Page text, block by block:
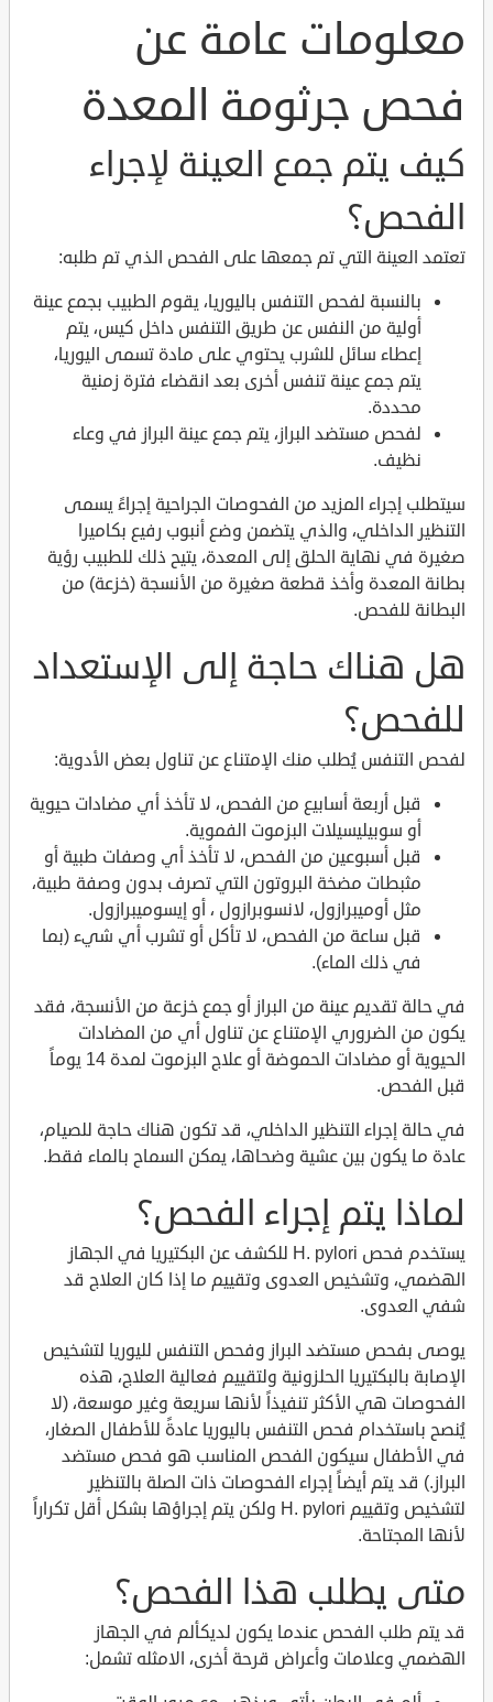
معلومات عامة عن
فحص جرثومة المعدة
كيف يتم جمع العينة لإجراء
الفحص؟
تعتمد العينة التي تم جمعها على الفحص الذي تم طلبه:
بالنسبة لفحص التنفس باليوريا، يقوم الطبيب بجمع عينة
أولية من النفس عن طريق التنفس داخل كيس، يتم
إعطاء سائل للشرب يحتوي على مادة تسمى اليوريا،
يتم جمع عينة تنفس أخرى بعد انقضاء فترة زمنية
محددة.
لفحص مستضد البراز، يتم جمع عينة البراز في وعاء
نظيف.
سيتطلب إجراء المزيد من الفحوصات الجراحية إجراءً يسمى
التنظير الداخلي، والذي يتضمن وضع أنبوب رفيع بكاميرا
صغيرة في نهاية الحلق إلى المعدة، يتيح ذلك للطبيب رؤية
بطانة المعدة وأخذ قطعة صغيرة من الأنسجة (خزعة) من
البطانة للفحص.
هل هناك حاجة إلى الإستعداد
للفحص؟
لفحص التنفس يُطلب منك الإمتناع عن تناول بعض الأدوية:
قبل أربعة أسابيع من الفحص، لا تأخذ أي مضادات حيوية
أو سوبيليسيلات البزموت الفموية.
قبل أسبوعين من الفحص، لا تأخذ أي وصفات طبية أو
مثبطات مضخة البروتون التي تصرف بدون وصفة طبية،
مثل أوميبرازول، لانسوبرازول ، أو إيسوميبرازول.
قبل ساعة من الفحص، لا تأكل أو تشرب أي شيء (بما
في ذلك الماء).
في حالة تقديم عينة من البراز أو جمع خزعة من الأنسجة، فقد
يكون من الضروري الإمتناع عن تناول أي من المضادات
الحيوية أو مضادات الحموضة أو علاج البزموت لمدة 14 يوماً
قبل الفحص.
في حالة إجراء التنظير الداخلي، قد تكون هناك حاجة للصيام،
عادة ما يكون بين عشية وضحاها، يمكن السماح بالماء فقط.
لماذا يتم إجراء الفحص؟
يستخدم فحص H. pylori للكشف عن البكتيريا في الجهاز
الهضمي، وتشخيص العدوى وتقييم ما إذا كان العلاج قد
شفي العدوى.
يوصى بفحص مستضد البراز وفحص التنفس لليوريا لتشخيص
الإصابة بالبكتيريا الحلزونية ولتقييم فعالية العلاج، هذه
الفحوصات هي الأكثر تنفيذاً لأنها سريعة وغير موسعة، (لا
يُنصح باستخدام فحص التنفس باليوريا عادةً للأطفال الصغار،
في الأطفال سيكون الفحص المناسب هو فحص مستضد
البراز.) قد يتم أيضاً إجراء الفحوصات ذات الصلة بالتنظير
لتشخيص وتقييم H. pylori ولكن يتم إجراؤها بشكل أقل تكراراً
لأنها المجتاحة.
متى يطلب هذا الفحص؟
قد يتم طلب الفحص عندما يكون لديكألم في الجهاز
الهضمي وعلامات وأعراض قرحة أخرى، الامثله تشمل: